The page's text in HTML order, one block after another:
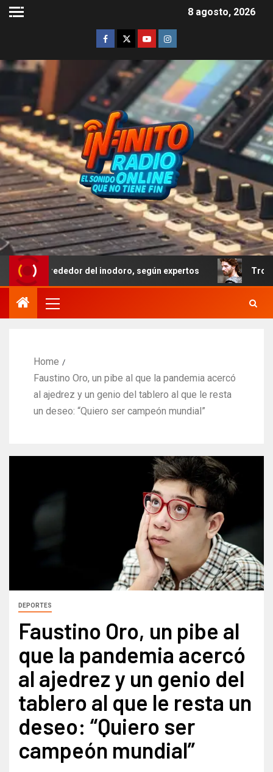
8 agosto, 2026
del inodoro, según expertos Troya: el error
Home
Faustino Oro, un pibe al que la pandemia acercó
al ajedrez y un genio del tablero al que le resta
un deseo: “Quiero ser campeón mundial”
DEPORTES
Faustino Oro, un pibe al
que la pandemia acercó
al ajedrez y un genio del
tablero al que le resta un
deseo: “Quiero ser
campeón mundial”